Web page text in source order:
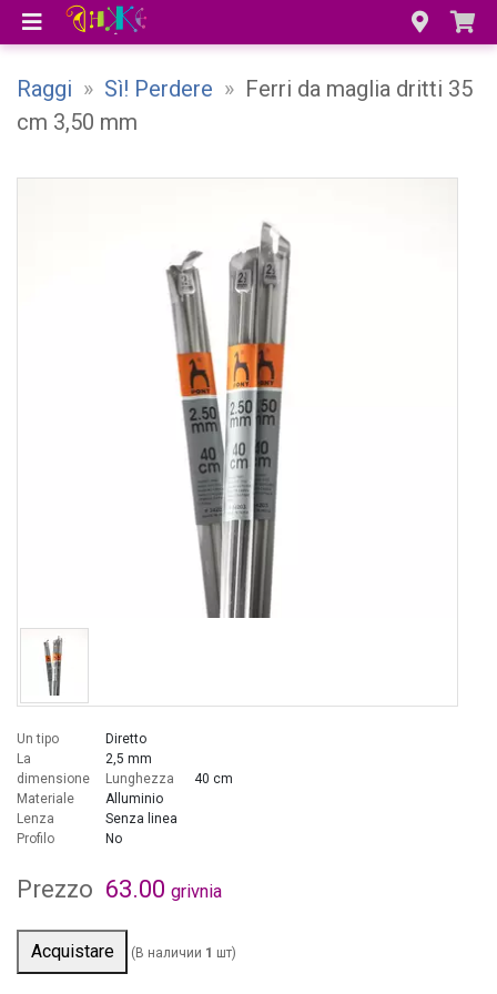
Raggi » Sì! Perdere » Ferri da maglia dritti 35
cm 3,50 mm
Un tipo
Diretto
La
dimensione
2,5 mm
Lunghezza
40 cm
Materiale
Alluminio
Lenza
Senza linea
Profilo
No
Prezzo 63.00 grivnia
Acquistare (В наличии 1 шт)